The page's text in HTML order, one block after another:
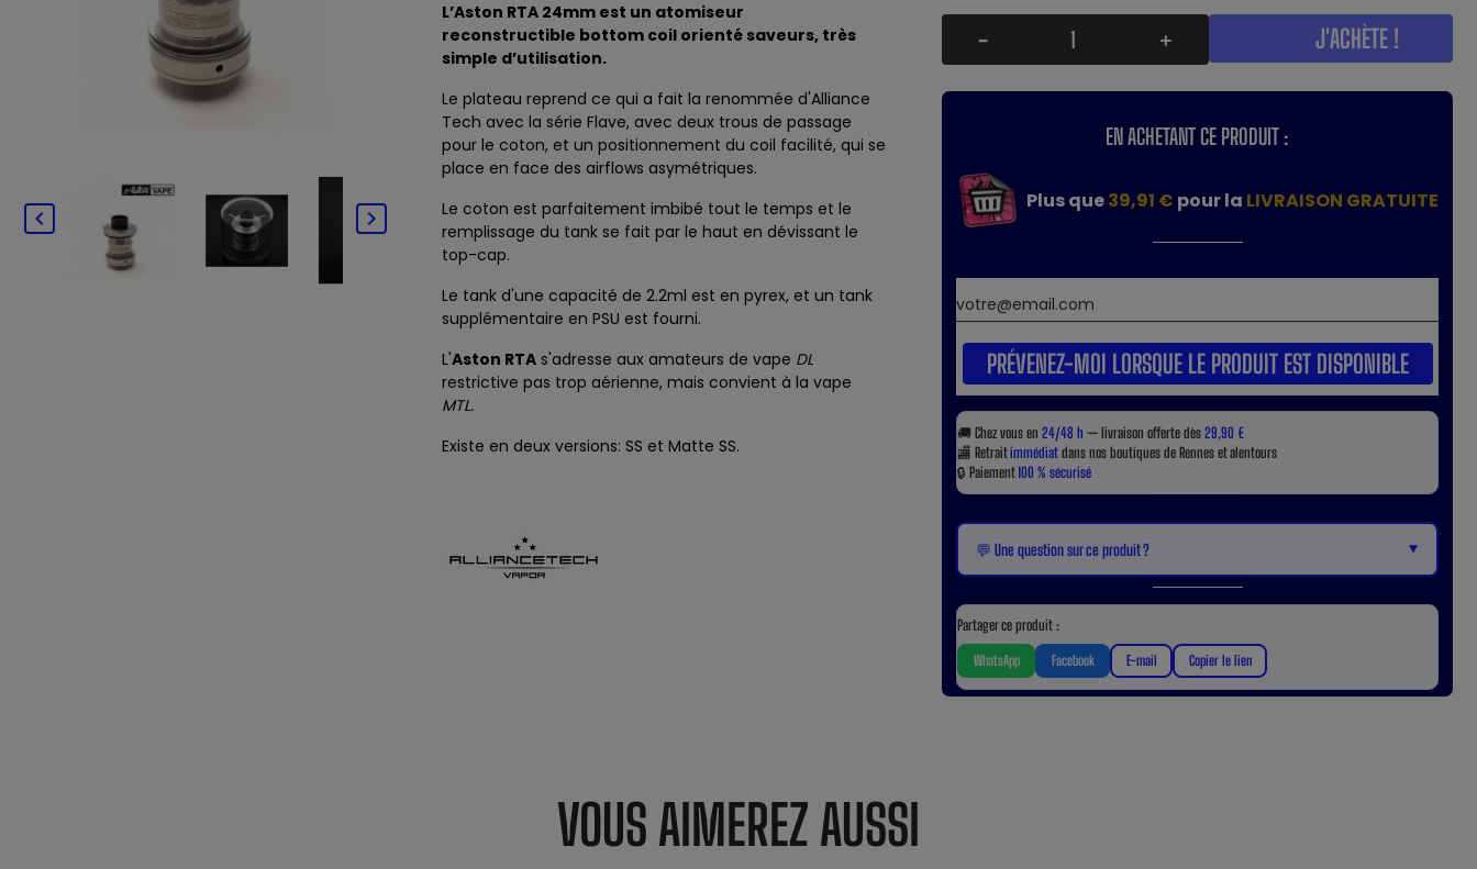
 
L’Aston RTA 24mm est un atomiseur
reconstructible bottom coil orienté saveurs, très
simple d’utilisation.
Le plateau reprend ce qui a fait la renommée d'Alliance
Tech avec la série Flave, avec deux trous de passage
pour le coton, et un positionnement du coil facilité, qui se
place en face des airflows asymétriques.
Le coton est parfaitement imbibé tout le temps et le
remplissage du tank se fait par le haut en dévissant le
top-cap.
Le tank d'une capacité de 2.2ml est en pyrex, et un tank
supplémentaire en PSU est fourni.
L'Aston RTA s'adresse aux amateurs de vape DL
restrictive pas trop aérienne, mais convient à la vape
MTL.
Existe en deux versions: SS et Matte SS.
- + J'ACHÈTE !
EN ACHETANT CE PRODUIT :
Plus que39,91 € pour la LIVRAISON GRATUITE
PRÉVENEZ-MOI LORSQUE LE PRODUIT EST DISPONIBLE
🚚 Chez vous en 24/48 h — livraison offerte dès29,90 €
🏬 Retraitimmédiatdans nos boutiques de Rennes et alentours
🔒 Paiement100 % sécurisé
💬 Une question sur ce produit ? ▼
Partager ce produit :
WhatsApp Facebook E-mail Copier le lien
VOUS AIMEREZ AUSSI